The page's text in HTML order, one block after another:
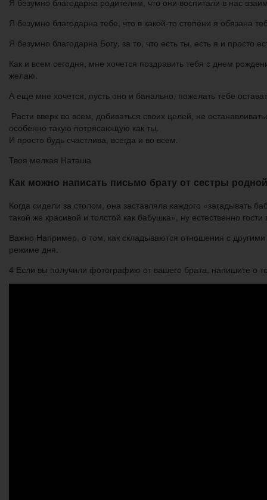
Я безумно благодарна тебе, что в какой-то степени я обязана
Я безумно благодарна Богу, за то, что есть ты, есть я и просто
Как и всем сегодня, мне хочется поздравить тебя с днем
желаю.
А еще мне хочется, пусть оно и банально, пожелать тебе
Расти вверх во всем, добиваться своих целей, не
особенно такую потрясающую как ты.
И просто будь счастлива, всегда и во всем.
Твоя мелкая Наташа
Как можно написать письмо брату от сестры родной
Когда сидели за столом, она заставляла каждого «загадывать
такой же красивой и толстой как бабушка», ну естественно
Важно Например, о том, как складываются отношения с
режиме дня.
4 Если вы получили фотографию от вашего брата, напишите о